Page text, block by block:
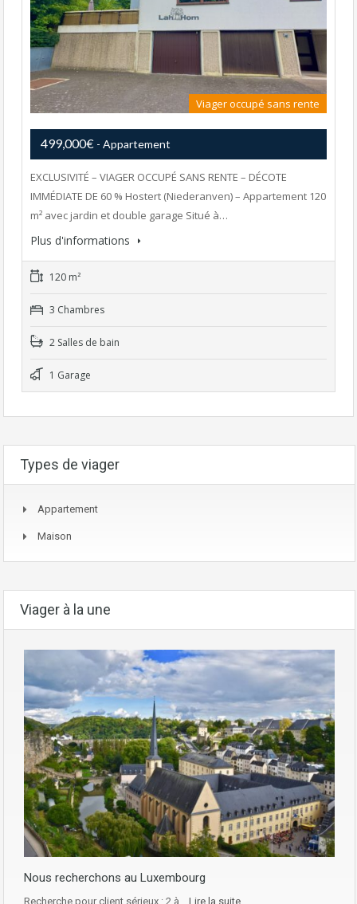
Viager occupé sans rente
499,000€ - Appartement
EXCLUSIVITÉ – VIAGER OCCUPÉ SANS RENTE – DÉCOTE
IMMÉDIATE DE 60 % Hostert (Niederanven) – Appartement 120
m² avec jardin et double garage Situé à…
Plus d'informations
120 m²
3 Chambres
2 Salles de bain
1 Garage
Types de viager
Appartement
Maison
Viager à la une
Nous recherchons au Luxembourg
Recherche pour client sérieux : 2 à… Lire la suite